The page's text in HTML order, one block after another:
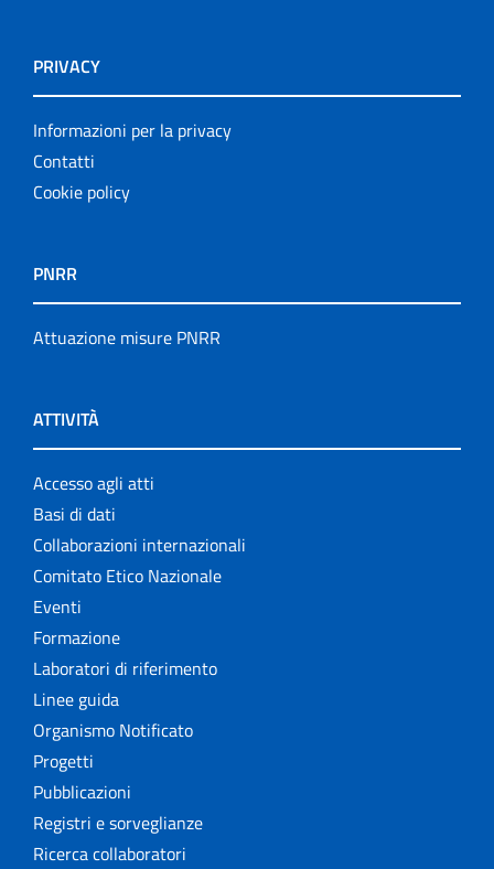
PRIVACY
Informazioni per la privacy
Contatti
Cookie policy
PNRR
Attuazione misure PNRR
ATTIVITÀ
Accesso agli atti
Basi di dati
Collaborazioni internazionali
Comitato Etico Nazionale
Eventi
Formazione
Laboratori di riferimento
Linee guida
Organismo Notificato
Progetti
Pubblicazioni
Registri e sorveglianze
Ricerca collaboratori